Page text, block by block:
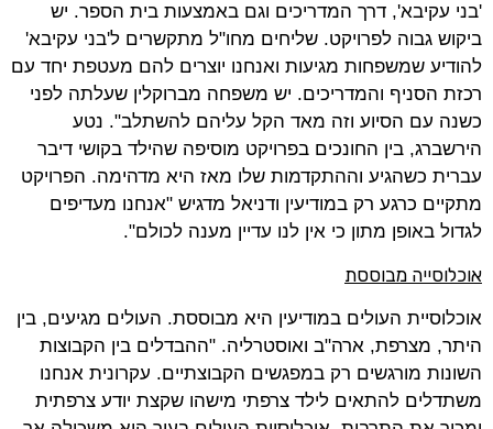
'בני עקיבא', דרך המדריכים וגם באמצעות בית הספר. יש
ביקוש גבוה לפרויקט. שליחים מחו"ל מתקשרים ל'בני עקיבא'
להודיע שמשפחות מגיעות ואנחנו יוצרים להם מעטפת יחד עם
רכזת הסניף והמדריכים. יש משפחה מברוקלין שעלתה לפני
כשנה עם הסיוע וזה מאד הקל עליהם להשתלב". נטע
הירשברג, בין החונכים בפרויקט מוסיפה שהילד בקושי דיבר
עברית כשהגיע וההתקדמות שלו מאז היא מדהימה. הפרויקט
מתקיים כרגע רק במודיעין ודניאל מדגיש "אנחנו מעדיפים
לגדול באופן מתון כי אין לנו עדיין מענה לכולם".
אוכלוסייה מבוססת
אוכלוסיית העולים במודיעין היא מבוססת. העולים מגיעים, בין
היתר, מצרפת, ארה"ב ואוסטרליה. "ההבדלים בין הקבוצות
השונות מורגשים רק במפגשים הקבוצתיים. עקרונית אנחנו
משתדלים להתאים לילד צרפתי מישהו שקצת יודע צרפתית